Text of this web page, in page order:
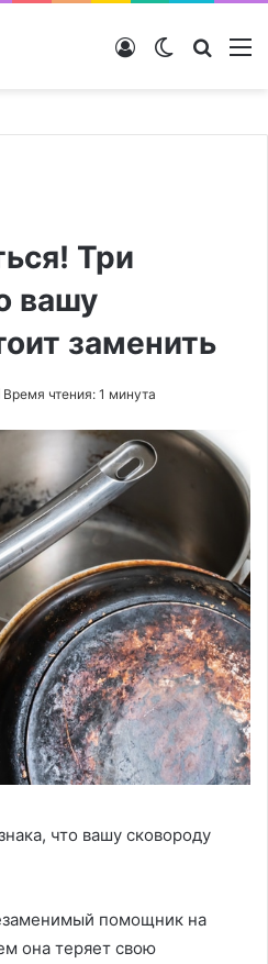
Switch skin
Войти
Три
вашу
заменить
Время чтения: 1 минута
что вашу сковороду
помощник на
она теряет свою